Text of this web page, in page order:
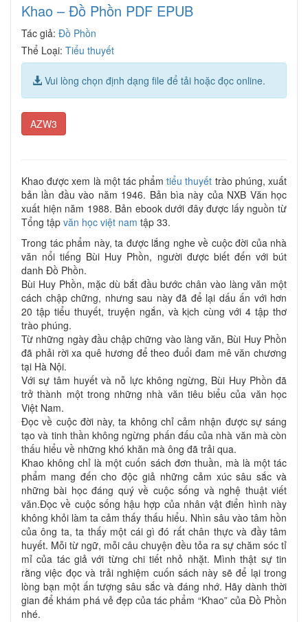
Khao – Đồ Phồn PDF EPUB
Tác giả: Đồ Phồn
Thể Loại: Tiểu thuyết
Vui lòng chọn định dạng file để tải hoặc đọc online.
AZW3
Khao được xem là một tác phẩmtiểu thuyết trào phúng, xuất
bản lần đầu vào năm 1946. Bản bìa này của NXB Văn học
xuất hiện năm 1988. Bản ebook dưới đây được lấy nguồn từ
Tổng tập văn học việt nam tập 33.
Trong tác phẩm này, ta được lắng nghe về cuộc đời của nhà
văn nổi tiếng Bùi Huy Phồn, người được biết đến với bút
danh Đồ Phồn.
Bùi Huy Phồn, mặc dù bắt đầu bước chân vào làng văn một
cách chập chững, nhưng sau này đã để lại dấu ấn với hơn
20 tập tiểu thuyết, truyện ngắn, và kịch cùng với 4 tập thơ
trào phúng.
Từ những ngày đầu chập chững vào làng văn, Bùi Huy Phồn
đã phải rời xa quê hương để theo đuổi đam mê văn chương
tại Hà Nội.
Với sự tâm huyết và nỗ lực không ngừng, Bùi Huy Phồn đã
trở thành một trong những nhà văn tiêu biểu của văn học
Việt Nam.
Đọc về cuộc đời này, ta không chỉ cảm nhận được sự sáng
tạo và tinh thần không ngừng phấn đấu của nhà văn mà còn
thấu hiểu về những khó khăn mà ông đã trải qua.
Khao không chỉ là một cuốn sách đơn thuần, mà là một tác
phẩm mang đến cho độc giả những cảm xúc sâu sắc và
những bài học đáng quý về cuộc sống và nghệ thuật viết
văn.Đọc về cuộc sống hậu hợp của nhân vật điển hình này
không khỏi làm ta cảm thấy thấu hiểu. Nhìn sâu vào tâm hồn
của ông ta, ta thấy một cái gì đó rất chân thực và đầy tâm
huyết. Mỗi từ ngữ, mỗi câu chuyện đều tỏa ra sự chăm sóc tỉ
mỉ của tác giả với từng chi tiết nhỏ nhặt. Mình thật sự tin
rằng việc đọc và trải nghiệm cuốn sách này sẽ để lại trong
lòng bạn một ấn tượng sâu sắc và đáng nhớ. Hãy dành thời
gian để khám phá vẻ đẹp của tác phẩm “Khao” của Đồ Phồn
nhé.